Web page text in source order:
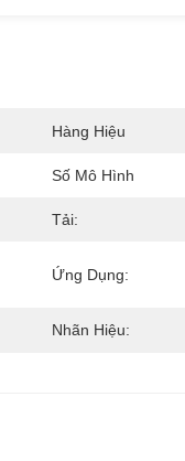
Hàng Hiệu
Số Mô Hình
Tải:
Ứng Dụng:
Nhãn Hiệu: